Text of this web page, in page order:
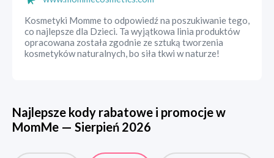
Kosmetyki Momme to odpowiedź na poszukiwanie tego,
co najlepsze dla Dzieci. Ta wyjątkowa linia produktów
opracowana została zgodnie ze sztuką tworzenia
kosmetyków naturalnych, bo siła tkwi w naturze!
Najlepsze kody rabatowe i promocje w
MomMe — Sierpień 2026